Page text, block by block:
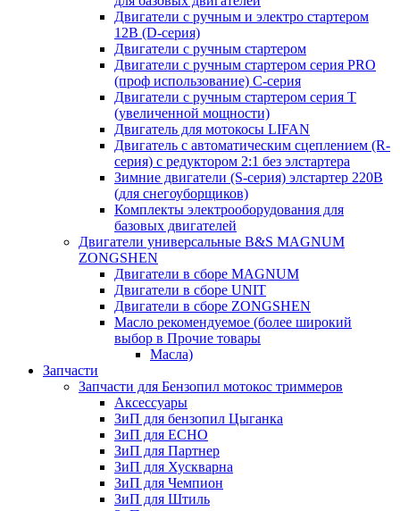
Двигатели с ручным и электро стартером
12В (D-серия)
Двигатели с ручным стартером
Двигатели с ручным стартером серия PRO
(проф использование) C-серия
Двигатели с ручным стартером серия Т
(увеличенной мощности)
Двигатель для мотокосы LIFAN
Двигатель с автоматическим сцеплением (R-
серия) с редуктором 2:1 без элстартера
Зимние двигатели (S-серия) элстартер 220В
(для снегоуборщиков)
Комплекты электрооборудования для
базовых двигателей
Двигатели универсальные B&S MAGNUM
ZONGSHEN
Двигатели в сборе MAGNUM
Двигатели в сборе UNIT
Двигатели в сборе ZONGSHEN
Масло рекомендуемое (более широкий
выбор в Прочие товары
Масла)
Запчасти
Запчасти для Бензопил мотокос триммеров
Аксессуары
ЗиП для бензопил Цыганка
ЗиП для ЕСНО
ЗиП для Партнер
ЗиП для Хускварна
ЗиП для Чемпион
ЗиП для Штиль